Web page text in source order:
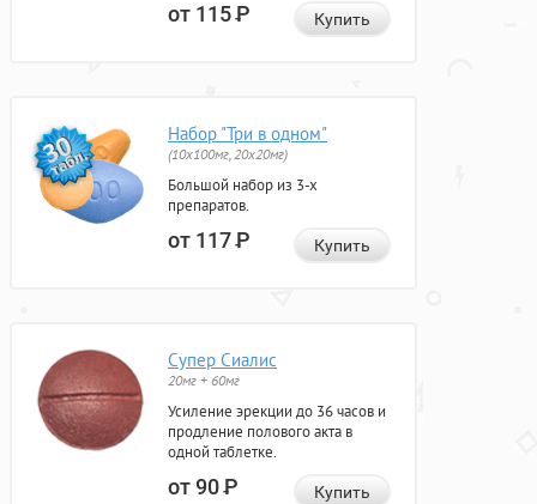
от 115Р Купить
Набор "Три в одном"
(10x100мг, 20x20мг)
Большой набор из 3-х
препаратов.
от 117Р Купить
Супер Сиалис
20мг + 60мг
Усиление эрекции до 36 часов и
продление полового акта в
одной таблетке.
от 90Р Купить